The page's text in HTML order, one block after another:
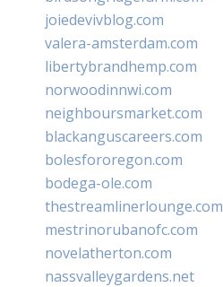
joiedevivblog.com
valera-amsterdam.com
libertybrandhemp.com
norwoodinnwi.com
neighboursmarket.com
blackanguscareers.com
bolesfororegon.com
bodega-ole.com
thestreamlinerlounge.com
mestrinorubanofc.com
novelatherton.com
nassvalleygardens.net